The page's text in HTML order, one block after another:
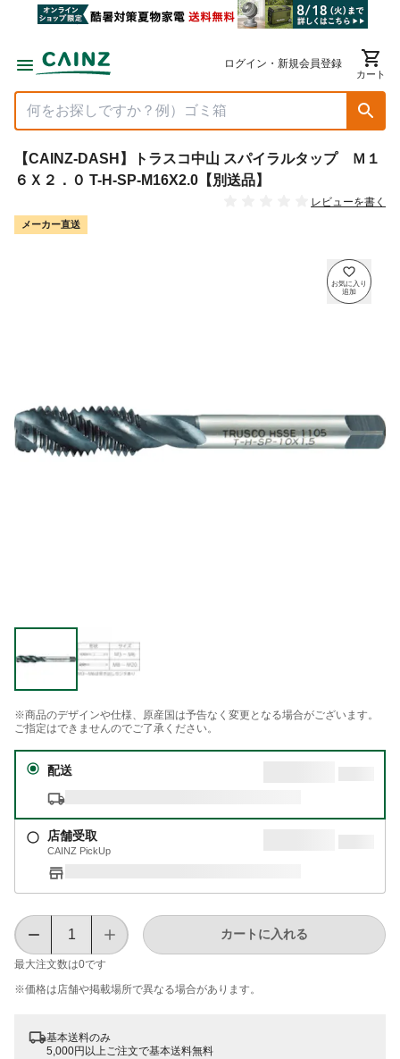
ログイン・新規会員登録
カート
【CAINZ-DASH】トラスコ中山 スパイラルタップ Ｍ１
６Ｘ２．０ T-H-SP-M16X2.0【別送品】
レビューを書く
メーカー直送
※商品のデザインや仕様、原産国は予告なく変更となる場合がございます。
ご指定はできませんのでご了承ください。
配送
店舗受取
CAINZ PickUp
最大注文数は0です
カートに入れる
※価格は​店舗や​掲載場所で​異なる​場合が​あります。
基本送料のみ
5,000円以上ご注文で基本送料無料